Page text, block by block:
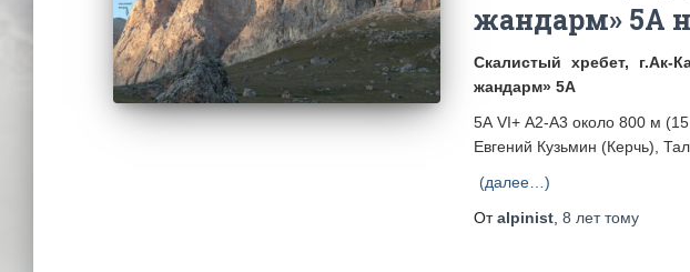
жандарм» 5А
Скалистый хребет, г.Ак-
жандарм» 5А
5А VI+ А2-А3 около 800 м (15
Евгений Кузьмин (Керчь),
(далее…)
Отalpinist 8 леттому